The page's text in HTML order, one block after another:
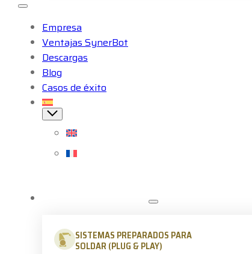
Empresa
Ventajas SynerBot
Descargas
Blog
Casos de éxito
SISTEMAS PREPARADOS PARA
SOLDAR (PLUG & PLAY)